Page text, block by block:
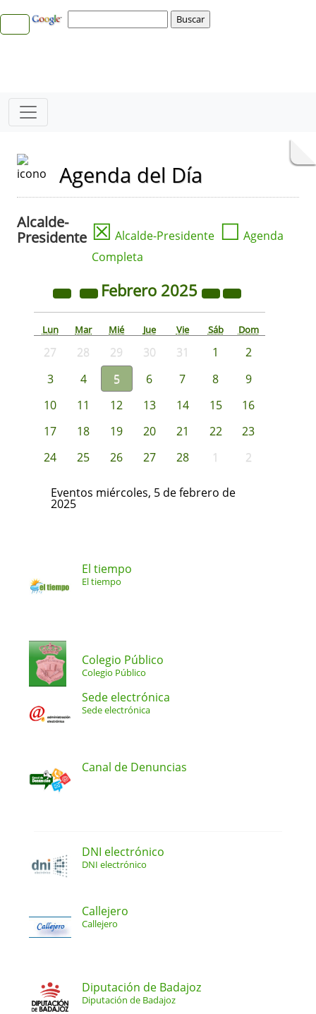
Agenda del Día
Alcalde-
Presidente ☒ Alcalde-Presidente ☐ Agenda
Completa
Febrero 2025
Lun Mar Mié Jue Vie Sáb Dom
27 28 29 30 31 1
2
3
4 5 6 7 8
9
10
11 12 13 14 15
16
17
18 19 20 21 22
23
24
25 26 27 28 1 2
Eventos miércoles, 5 de febrero de
2025
El tiempo
El tiempo
Colegio Público
Colegio Público
Sede electrónica
Sede electrónica
Canal de Denuncias
DNI electrónico
DNI electrónico
Callejero
Callejero
Diputación de Badajoz
Diputación de Badajoz